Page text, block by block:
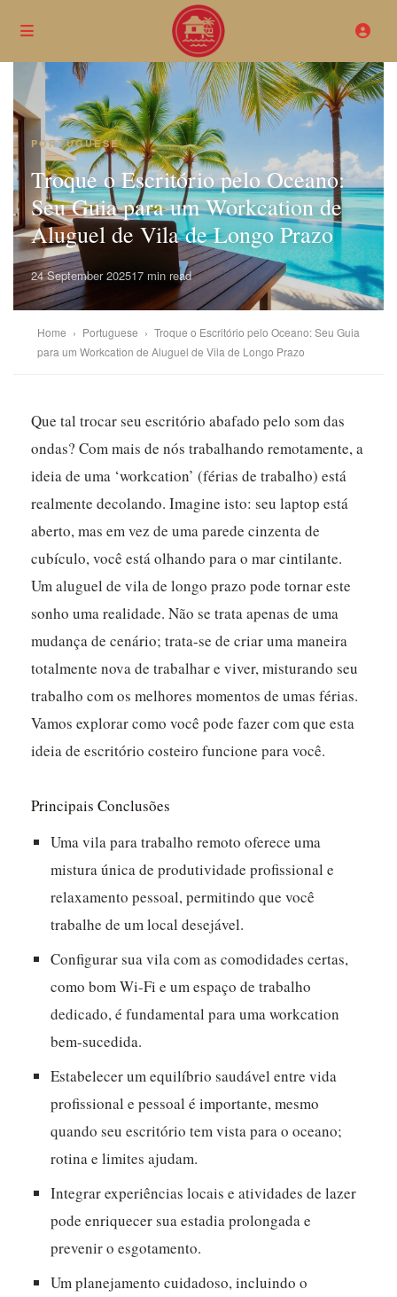
PORTUGUESE
Troque o Escritório pelo Oceano:
Seu Guia para um Workcation de
Aluguel de Vila de Longo Prazo
24 September 202517 min read
Home › Portuguese › Troque o Escritório pelo Oceano: Seu Guia
para um Workcation de Aluguel de Vila de Longo Prazo
Que tal trocar seu escritório abafado pelo som das
ondas? Com mais de nós trabalhando remotamente, a
ideia de uma ‘workcation’ (férias de trabalho) está
realmente decolando. Imagine isto: seu laptop está
aberto, mas em vez de uma parede cinzenta de
cubículo, você está olhando para o mar cintilante.
Um aluguel de vila de longo prazo pode tornar este
sonho uma realidade. Não se trata apenas de uma
mudança de cenário; trata-se de criar uma maneira
totalmente nova de trabalhar e viver, misturando seu
trabalho com os melhores momentos de umas férias.
Vamos explorar como você pode fazer com que esta
ideia de escritório costeiro funcione para você.
Principais Conclusões
Uma vila para trabalho remoto oferece uma
mistura única de produtividade profissional e
relaxamento pessoal, permitindo que você
trabalhe de um local desejável.
Configurar sua vila com as comodidades certas,
como bom Wi-Fi e um espaço de trabalho
dedicado, é fundamental para uma workcation
bem-sucedida.
Estabelecer um equilíbrio saudável entre vida
profissional e pessoal é importante, mesmo
quando seu escritório tem vista para o oceano;
rotina e limites ajudam.
Integrar experiências locais e atividades de lazer
pode enriquecer sua estadia prolongada e
prevenir o esgotamento.
Um planejamento cuidadoso, incluindo o